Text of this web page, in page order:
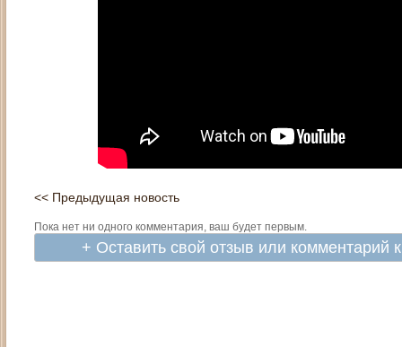
<< Предыдущая новость
Пока нет ни одного комментария, ваш будет первым.
+ Оставить свой отзыв или комментарий